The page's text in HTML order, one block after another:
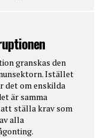
granskas den
Istället
det om enskilda
är samma
ställa krav som
alla